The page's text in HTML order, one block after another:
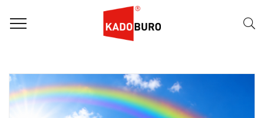
Naam (A-Z) FILTER